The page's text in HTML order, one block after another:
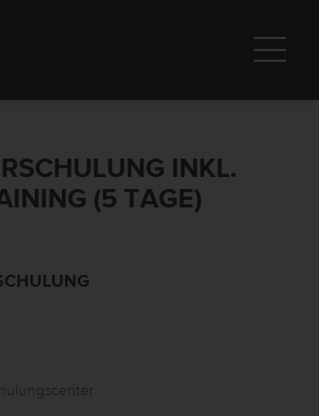
INKL.
(5 TAGE)